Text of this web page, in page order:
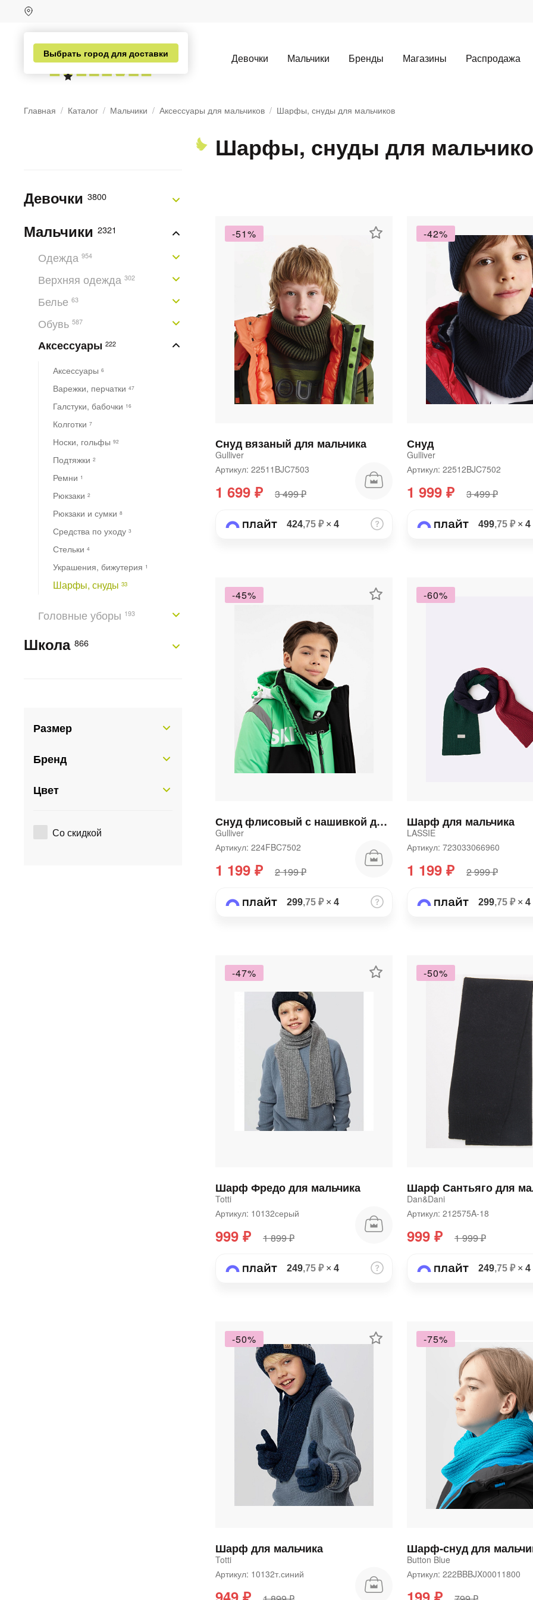
Выбрать город для доставки Девочки Мальчики Бренды Магазины Распродажа
Главная Каталог Мальчики Аксессуары для мальчиков Шарфы, снуды для мальчиков
Девочки 3800
Мальчики 2321
Одежда 954
Верхняя одежда 302
Белье 63
Обувь 587
Аксессуары 222
Аксессуары 6
Варежки, перчатки 47
Галстуки, бабочки 16
Колготки 7
Носки, гольфы 92
Подтяжки 2
Ремни 1
Рюкзаки 2
Рюкзаки и сумки 8
Средства по уходу 3
Стельки 4
Украшения, бижутерия 1
Шарфы, снуды 33
Головные уборы 193
Школа 866
Размер
Бренд
Цвет
Со скидкой
Шарфы, снуды для
-51%
Снуд вязаный для мальчика
Gulliver
Артикул: 22511BJC7503
1 699 ₽ 3 499 ₽
424,75 ₽× 4
-42%
Снуд
Gulliver
Артикул: 22512BJC7502
1 999 ₽ 3 499 ₽
499,75 ₽× 4
-45%
Снуд флисовый с нашивкой для мальчика
Gulliver
Артикул: 224FBC7502
1 199 ₽ 2 199 ₽
299,75 ₽× 4
-60%
Шарф для мальчика
LASSIE
Артикул: 723033066960
1 199 ₽ 2 999 ₽
299,75 ₽× 4
-47%
Шарф Фредо для мальчика
Totti
Артикул: 10132серый
999 ₽ 1 899 ₽
249,75 ₽× 4
-50%
Dan&Dani
Артикул: 212575A-18
999 ₽ 1 999 ₽
249,75 ₽× 4
-50%
Шарф для мальчика
Totti
Артикул: 10132т.синий
-75%
Шарф-снуд для
Button Blue
Артикул: 222BBBJX00011800
Разбейте оплату
на частибез переплат
График платежей
Сегодня
25%
Оплачивайте сегодня только
25% картой любого банка
по25 каждые 2 недели
Подробнееоб оплате Плайтом
недели
Остались вопросы?
8 800 302-02-51